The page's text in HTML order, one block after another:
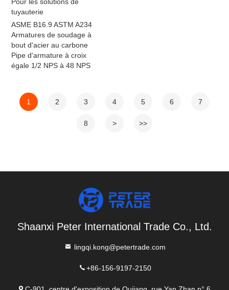
tuyauterie
ASME B16.9 ASTM A234
Armatures de soudage à
bout d'acier au carbone
Pipe d'armature à croix
égale 1/2 NPS à 48 NPS
1 2 3 4 5 6 7
8 > >>
Shaanxi Peter International Trade Co., Ltd.
lingqi.kong@petertrade.com
+86-156-9197-2150